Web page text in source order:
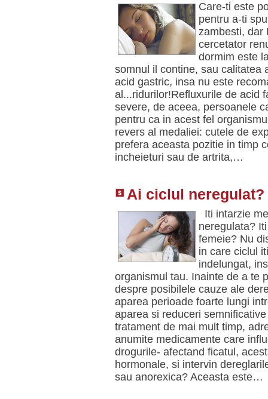
Care-ti este
pentru a-ti
zambesti, dar
cercetator
dormim este
somnul il contine, sau calitatea
acid gastric, insa nu este
al...ridurilor!Refluxurile de acid
severe, de aceea, persoanele
pentru ca in acest fel
revers al medaliei: cutele de
prefera aceasta pozitie in timp
incheieturi sau de artrita,…
Ai ciclul neregulat?
Iti intarzie
neregulata?
femeie? Nu
in care ciclul
indelungat,
organismul tau. Inainte de a te
despre posibilele cauze ale
aparea perioade foarte lungi
aparea si reduceri
tratament de mai mult timp,
anumite medicamente care
drogurile- afectand ficatul,
hormonale, si intervin
sau anorexica? Aceasta este…